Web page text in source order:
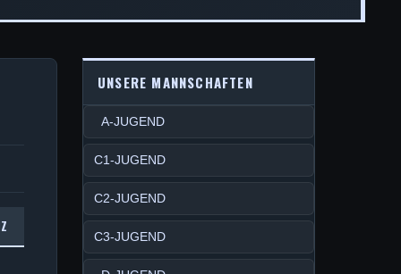
UNSERE MANNSCHAFTEN
A-JUGEND
C1-JUGEND
C2-JUGEND
C3-JUGEND